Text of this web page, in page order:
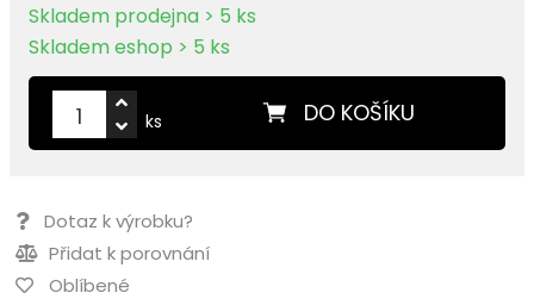
Skladem prodejna > 5 ks
Skladem eshop > 5 ks
DO KOŠÍKU
ks
Dotaz k výrobku?
Přidat k porovnání
Oblíbené